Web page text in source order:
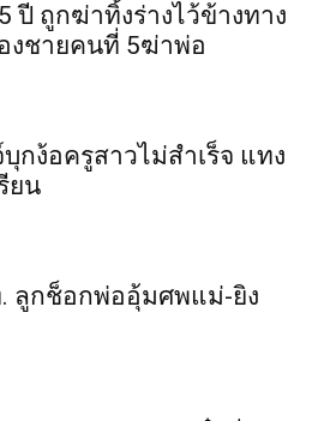
ปี ถูกฆ่าทิ้งร่างไว้ข้างทาง
งชายคนที่ 5ฆ่าพ่อ
กง้อครูสาวไม่สำเร็จ แทง
ยน
ลูกช็อกพ่ออุ้มศพแม่-ยิง